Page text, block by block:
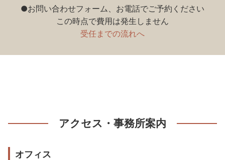
●お問い合わせフォーム、お電話でご予約ください
この時点で費用は発生しません
受任までの流れへ
アクセス・事務所案内
オフィス